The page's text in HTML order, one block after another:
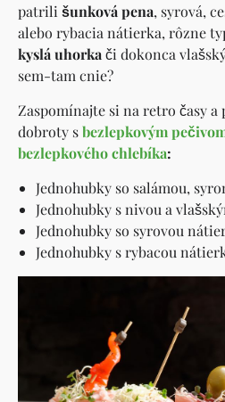
patrili šunková pena, syrová,
alebo rybacia nátierka, rôzne
kyslá uhorkači dokonca
sem-tam cnie?
Zaspomínajte si na retro časy
dobroty sbezlepkovým
bezlepkového chlebíka:
Jednohubky so salámou,
Jednohubky s nivou a
Jednohubky so syrovou
Jednohubky s rybacou